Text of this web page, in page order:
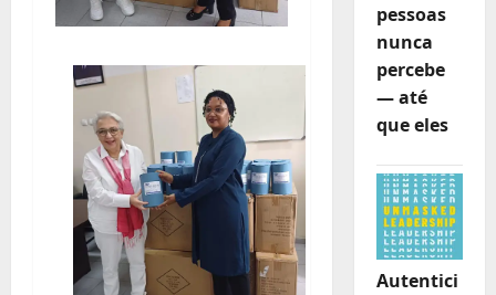
pessoas
nunca
percebe
— até
que eles
Autentici